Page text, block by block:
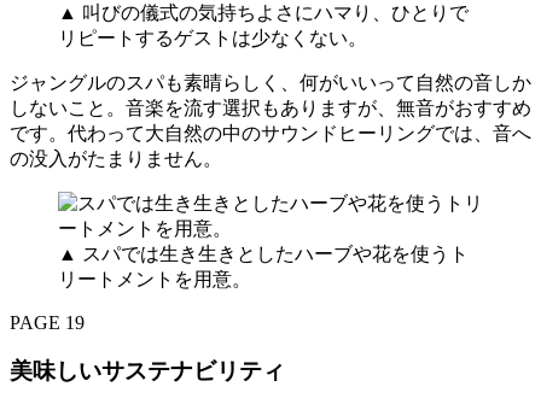
▲ 叫びの儀式の気持ちよさにハマり、ひとりで
リピートするゲストは少なくない。
ジャングルのスパも素晴らしく、何がいいって自然の音しか
しないこと。音楽を流す選択もありますが、無音がおすすめ
です。代わって大自然の中のサウンドヒーリングでは、音へ
の没入がたまりません。
▲ スパでは生き生きとしたハーブや花を使うト
リートメントを用意。
PAGE 19
美味しいサステナビリティ